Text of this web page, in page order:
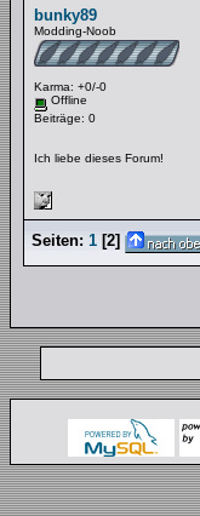
bunky89
Modding-Noob
Karma: +0/-0
Offline
Beiträge: 0
Ich liebe dieses Forum!
Seiten: 1 [2]